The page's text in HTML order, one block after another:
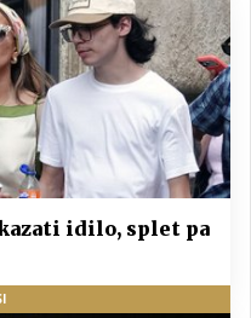
idilo, splet pa